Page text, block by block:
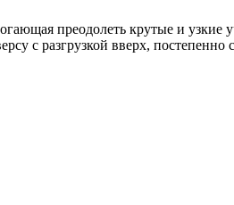
преодолеть крутые и узкие
с разгрузкой вверх,